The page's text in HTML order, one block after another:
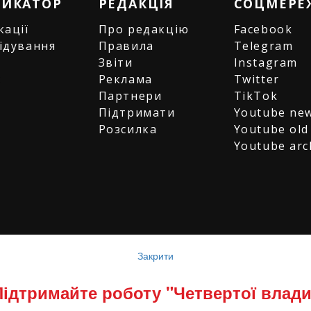
РЕДАКЦІЯ
Про редакцію
Правила
Звіти
Реклама
Партнери
Підтримати
Розсилка
Facebook
Telegram
Instagram
Twitter
TikTok
Youtube
Youtube old
Youtube
журналістських розслідувань "Четверта
прес клуб": 2008-2026. © Володимир
Закрити
роботу "Четвертої